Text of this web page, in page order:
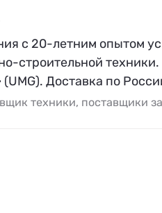
с 20-летним опытом
строительной
Доставка по
техники, поставщики